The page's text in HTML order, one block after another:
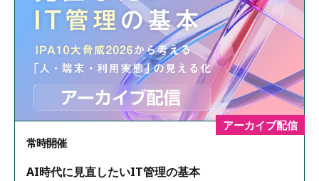
アーカイブ配信
常時開催
AI時代に見直したいIT管理の基本